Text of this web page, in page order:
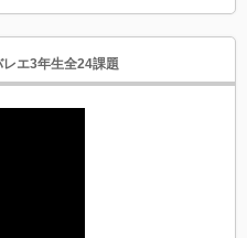
エ3年生全24課題